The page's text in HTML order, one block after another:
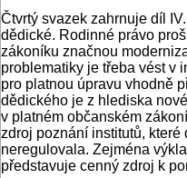
Čtvrtý svazek zahrnuje díl
dědické. Rodinné právo
zákoníku značnou
problematiky je třeba vést v
pro platnou úpravu vhodně
dědického je z hlediska
v platném občanském
zdroj poznání institutů,
neregulovala. Zejména
představuje cenný zdroj k